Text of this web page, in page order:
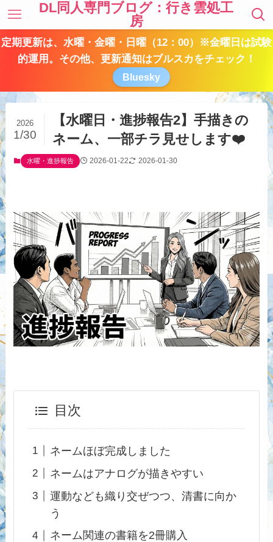
DL同人専門ブログ：行き雲処工
房
定期更新は、水曜・金曜・日曜（12：00）※金曜日は試験
的運用。その他、更新通知はブルスカをチェック！
Bluesky
【水曜日・進捗報告2】手描きの
ネーム、一部チラ見せします❤️
2026
1/30
水曜・進捗報告 2026-01-22 2026-01-30
目次
ネームほぼ完成しました
ネームはアナログが描きやすい
運動なども織り交ぜつつ、清書に向か
う
ネーム関連の書籍を2冊購入